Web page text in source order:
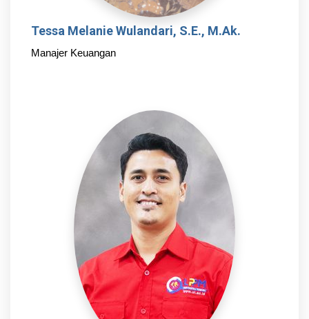
Tessa Melanie Wulandari, S.E., M.Ak.
Manajer Keuangan